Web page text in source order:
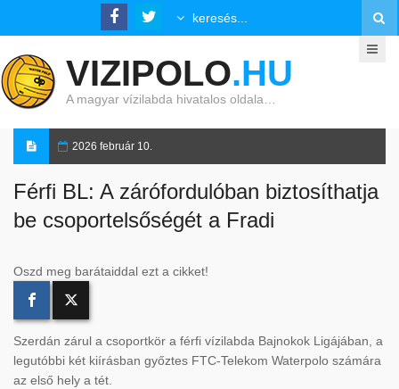
VIZIPOLO.HU
A magyar vízilabda hivatalos oldala…
2026 február 10.
Férfi BL: A zárófordulóban biztosíthatja
be csoportelsőségét a Fradi
Oszd meg barátaiddal ezt a cikket!
Szerdán zárul a csoportkör a férfi vízilabda Bajnokok Ligájában, a
legutóbbi két kiírásban győztes FTC-Telekom Waterpolo számára
az első hely a tét.